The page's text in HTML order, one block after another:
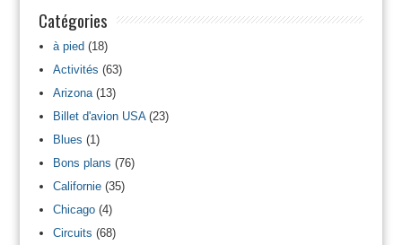
Catégories
à pied(18)
Activités (63)
Arizona(13)
Billet d'avion USA(23)
Blues (1)
Bons plans (76)
Californie(35)
Chicago(4)
Circuits (68)